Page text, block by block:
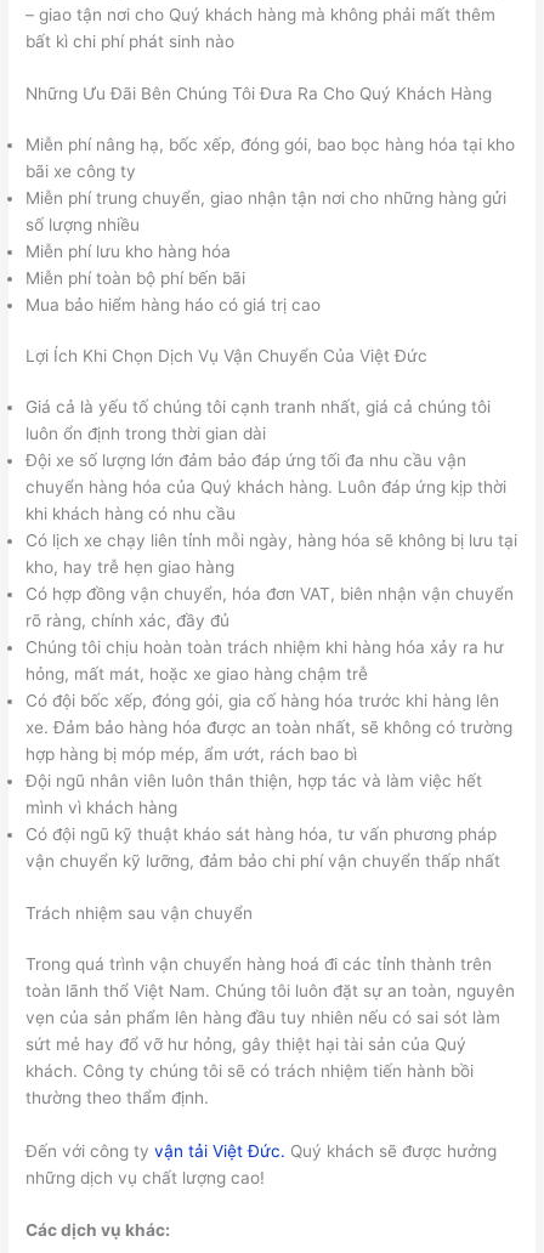
– giao tận nơi cho Quý khách hàng mà không phải mất thêm
bất kì chi phí phát sinh nào
Những Ưu Đãi Bên Chúng Tôi Đưa Ra Cho Quý Khách Hàng
Miễn phí nâng hạ, bốc xếp, đóng gói, bao bọc hàng hóa tại kho
bãi xe công ty
Miễn phí trung chuyển, giao nhận tận nơi cho những hàng gửi
số lượng nhiều
Miễn phí lưu kho hàng hóa
Miễn phí toàn bộ phí bến bãi
Mua bảo hiểm hàng háo có giá trị cao
Lợi Ích Khi Chọn Dịch Vụ Vận Chuyển Của Việt Đức
Giá cả là yếu tố chúng tôi cạnh tranh nhất, giá cả chúng tôi
luôn ổn định trong thời gian dài
Đội xe số lượng lớn đảm bảo đáp ứng tối đa nhu cầu vận
chuyển hàng hóa của Quý khách hàng. Luôn đáp ứng kịp thời
khi khách hàng có nhu cầu
Có lịch xe chạy liên tỉnh mỗi ngày, hàng hóa sẽ không bị lưu tại
kho, hay trễ hẹn giao hàng
Có hợp đồng vận chuyển, hóa đơn VAT, biên nhận vận chuyển
rõ ràng, chính xác, đầy đủ
Chúng tôi chịu hoàn toàn trách nhiệm khi hàng hóa xảy ra hư
hỏng, mất mát, hoặc xe giao hàng chậm trễ
Có đội bốc xếp, đóng gói, gia cố hàng hóa trước khi hàng lên
xe. Đảm bảo hàng hóa được an toàn nhất, sẽ không có trường
hợp hàng bị móp mép, ẩm ướt, rách bao bì
Đội ngũ nhân viên luôn thân thiện, hợp tác và làm việc hết
mình vì khách hàng
Có đội ngũ kỹ thuật kháo sát hàng hóa, tư vấn phương pháp
vận chuyển kỹ lưỡng, đảm bảo chi phí vận chuyển thấp nhất
Trách nhiệm sau vận chuyển
Trong quá trình vận chuyển hàng hoá đi các tỉnh thành trên
toàn lãnh thổ Việt Nam. Chúng tôi luôn đặt sự an toàn, nguyên
vẹn của sản phẩm lên hàng đầu tuy nhiên nếu có sai sót làm
sứt mẻ hay đổ vỡ hư hỏng, gây thiệt hại tài sản của Quý
khách. Công ty chúng tôi sẽ có trách nhiệm tiến hành bồi
thường theo thẩm định.
Đến với công tyvận tải Việt Đức. Quý khách sẽ được hưởng
những dịch vụ chất lượng cao!
Các dịch vụ khác: